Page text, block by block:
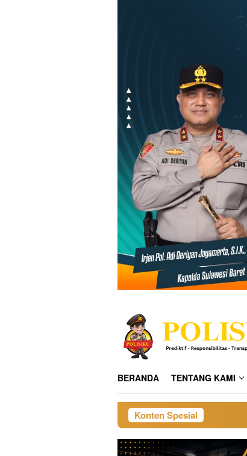
BERANDA TENTANG KAMI
Konten Spesial